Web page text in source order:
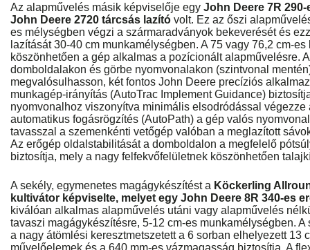
Az alapművelés másik képviselője egy John Deere 7R
John Deere 2720 tárcsás lazító volt. Ez az őszi
es mélységben végzi a szármaradványok bekeverését és
lazítását 30-40 cm munkamélységben. A 75 vagy 76,2 cm-
köszönhetően a gép alkalmas a pozícionált alapművelésre.
domboldalakon és görbe nyomvonalakon (szintvonal
megvalósulhasson, két fontos John Deere precíziós
munkagép-irányítás (AutoTrac Implement Guidance)
nyomvonalhoz viszonyítva minimális elsodródással
automatikus fogásrögzítés (AutoPath) a gép valós
tavasszal a szemenkénti vetőgép valóban a meglazított
Az erőgép oldalstabilitását a domboldalon a megfelelő
biztosítja, mely a nagy felfekvőfelületnek köszönhetően
A sekély, egymenetes magágykészítést a Köckerling
kultivátor képviselte, melyet egy John Deere 8R 340-es
kiválóan alkalmas alapművelés utáni vagy alapművelés
tavaszi magágykészítésre, 5-12 cm-es munkamélységben.
a nagy átömlési keresztmetszetett a 6 sorban elhelyezett 13
művelőelemek és a 640 mm-es vázmagasság biztosítja. A